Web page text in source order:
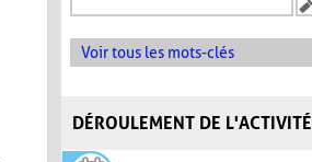
Voir tous les mots-clés
DÉROULEMENT DE L'ACTIVITÉ